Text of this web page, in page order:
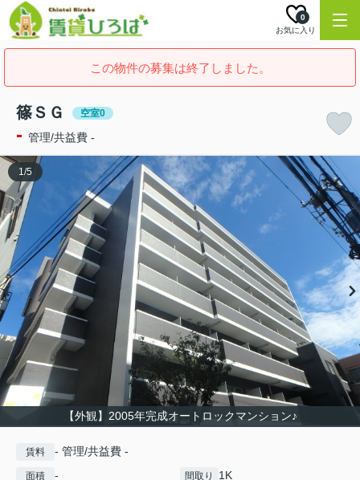
お気に入り
0
この物件の募集は終了しました。
篠ＳＧ 空室0
- 管理/共益費 -
【外観】2005年完成オートロックマンション♪
1/5
賃料 - 管理/共益費 -
面積 - 間取り 1K